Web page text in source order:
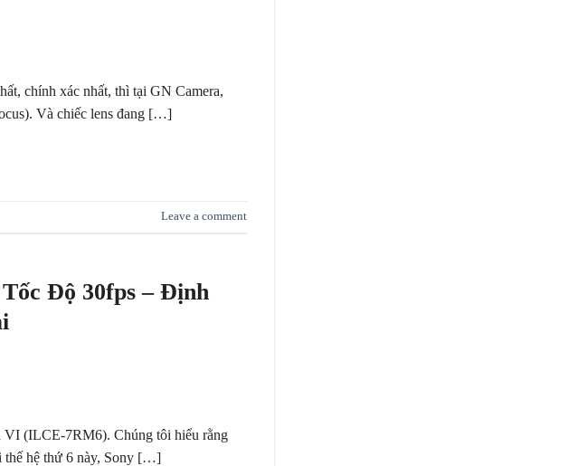
chính xác nhất, thì tại GN Camera,
Và chiếc lens đang […]
Leave a comment
Độ 30fps – Định
VI (ILCE-7RM6). Chúng tôi hiểu rằng
thế hệ thứ 6 này, Sony […]